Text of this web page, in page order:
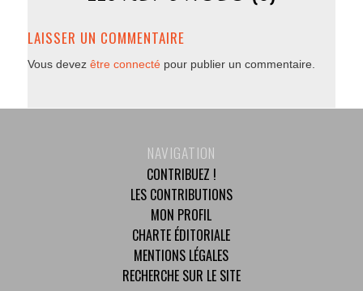
LAISSER UN COMMENTAIRE
Vous devez être connectépour publier un commentaire.
NAVIGATION
CONTRIBUEZ !
LES CONTRIBUTIONS
MON PROFIL
CHARTE ÉDITORIALE
MENTIONS LÉGALES
RECHERCHE SUR LE SITE